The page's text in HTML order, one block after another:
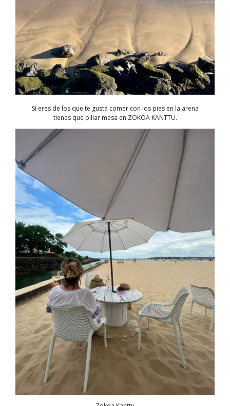
Si eres de los que te gusta comer con los pies en la arena
tienes que pillar mesa en ZOKOA KANTTU.